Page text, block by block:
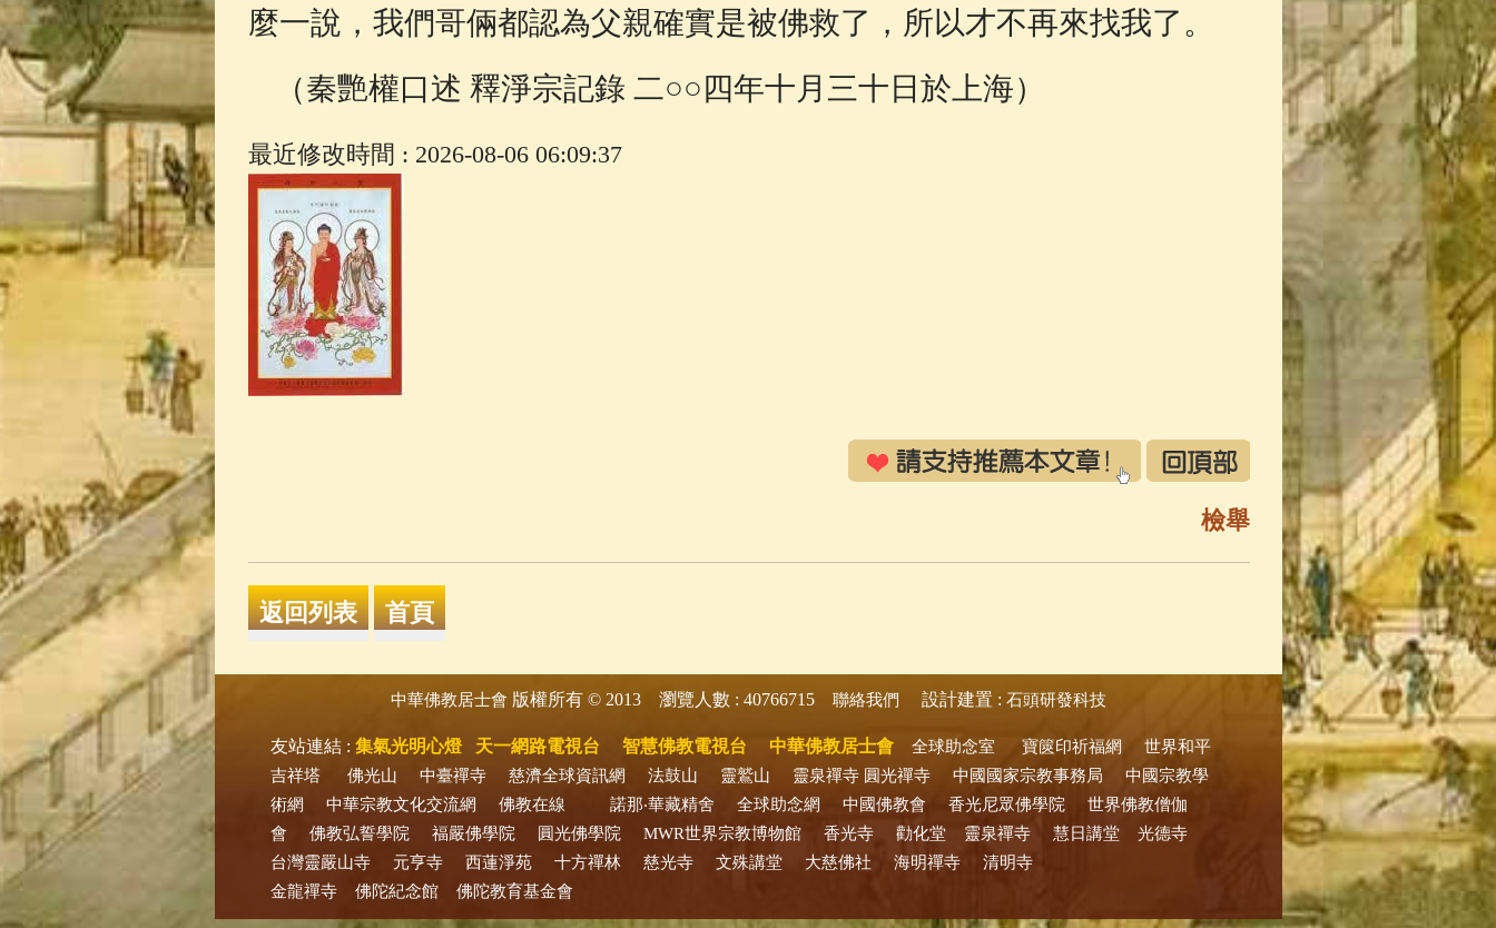
麼一說，我們哥倆都認為父親確實是被佛救了，所以才不再來找我了。
（秦艷權口述 釋淨宗記錄 二○○四年十月三十日於上海）
最近修改時間 : 2026-08-06 06:09:37
檢舉
中華佛教居士會 版權所有 © 2013 瀏覽人數 : 40766715 聯絡我們 設計建置 : 石頭研發科技
友站連結 : 集氣光明心燈 天一網路電視台 智慧佛教電視台 中華佛教居士會 全球助念室 寶篋印祈福網
世界和平
吉祥塔
佛光山 中臺禪寺 慈濟全球資訊網 法鼓山 靈鷲山 靈泉禪寺 圓光禪寺 中國國家宗教事務局
中國宗教學
術網
中華宗教文化交流網 佛教在線 諾那‧華藏精舍 全球助念網 中國佛教會 香光尼眾佛學院
世界佛教僧伽
會
佛教弘誓學院 福嚴佛學院 圓光佛學院 MWR世界宗教博物館 香光寺 勸化堂 靈泉禪寺 慧日講堂
光德寺
台灣靈嚴山寺
元亨寺 西蓮淨苑 十方禪林 慈光寺 文殊講堂 大慈佛社 海明禪寺
清明寺
金龍禪寺
佛陀紀念館 佛陀教育基金會